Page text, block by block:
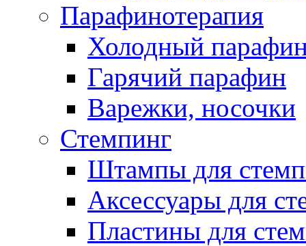
Парафинотерапия
Холодный
Гарячий парафин
Варежки, носочки
Стемпинг
Штампы для
Аксессуары для
Пластины для